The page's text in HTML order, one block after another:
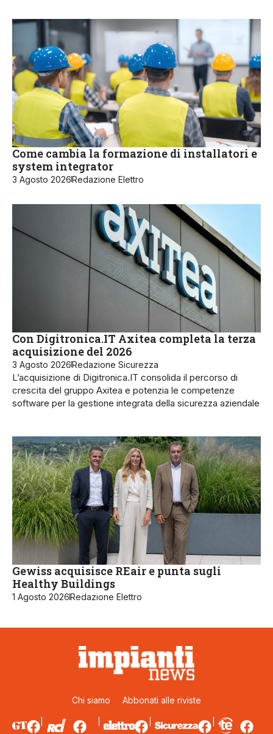
Come cambia la formazione di installatori e
system integrator
3 Agosto 2026Redazione Elettro
Con Digitronica.IT Axitea completa la terza
acquisizione del 2026
3 Agosto 2026Redazione Sicurezza
L’acquisizione di Digitronica.IT consolida il percorso di
crescita del gruppo Axitea e potenzia le competenze
software per la gestione integrata della sicurezza aziendale
Gewiss acquisisce REair e punta sugli
Healthy Buildings
1 Agosto 2026Redazione Elettro
Chi siamo Abbonati alle riviste